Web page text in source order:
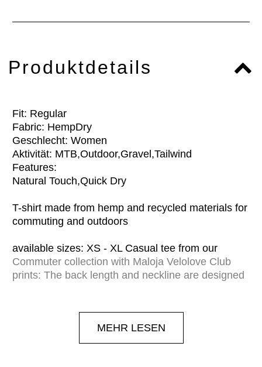
Produktdetails
Fit: Regular
Fabric: HempDry
Geschlecht: Women
Aktivität: MTB,Outdoor,Gravel,Tailwind
Features:
Natural Touch,Quick Dry
T-shirt made from hemp and recycled materials for
commuting and outdoors
available sizes: XS - XL Casual tee from our
Commuter collection with Maloja Velolove Club
prints: The back length and neckline are designed
recycled polyester and hemp. Hemp is
antibacterial, breathable and quick-drying, making
it ideal on the bike and at work.
MEHR LESEN